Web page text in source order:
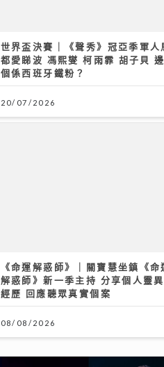
個係西班牙鐵粉？
20/07/2026
08/08/2026